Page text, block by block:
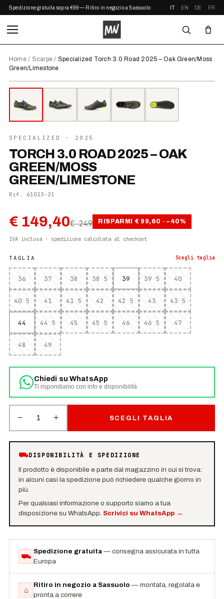
Spedizione gratuita sopra €99 — Ritiro in negozio a Sassuolo IT EN DE FR
Home/ Scarpe / Specialized Torch 3.0 Road 2025 – Oak Green/Moss
Green/Limestone
SPECIALIZED · 2025
TORCH 3.0 ROAD 2025 – OAK
GREEN/MOSS
GREEN/LIMESTONE
Rif. 61023-21
€ 149,40€ 249 RISPARMI € 99,60 · −40%
IVA inclusa · spedizione calcolata al checkout
TAGLIA Scegli taglia
36 37 38 38 5 39 39 5 40
40 5 41 41 5 42 42 5 43 43 5
44 44 5 45 45 5 46 46 5 47
48 49
Chiedi su WhatsApp
Ti rispondiamo con info e disponibilità
− 1 + SCEGLI TAGLIA
⛟DISPONIBILITÀ E SPEDIZIONE
Il prodotto è disponibile e parte dal magazzino in cui si trova:
in alcuni casi la spedizione può richiedere qualche giorno in
più.
Per qualsiasi informazione o supporto siamo a tua
disposizione su WhatsApp. Scrivici su WhatsApp→
⛟
Spedizione gratuita — consegna assicurata in tutta
Europa
⌂
Ritiro in negozio a Sassuolo — montata, regolata e
pronta a correre